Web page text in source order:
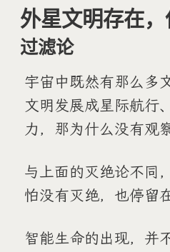
外星文明存在
过滤论
宇宙中既然有那么多
文明发展成星际航行
力，那为什么没有观
与上面的灭绝论不同
怕没有灭绝，也停留
智能生命的出现，并